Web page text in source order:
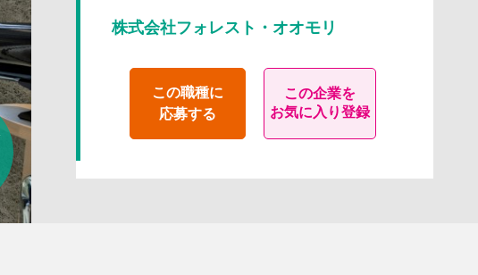
株式会社フォレスト・オオモリ
この職種に
応募する
この企業を
お気に入り登録